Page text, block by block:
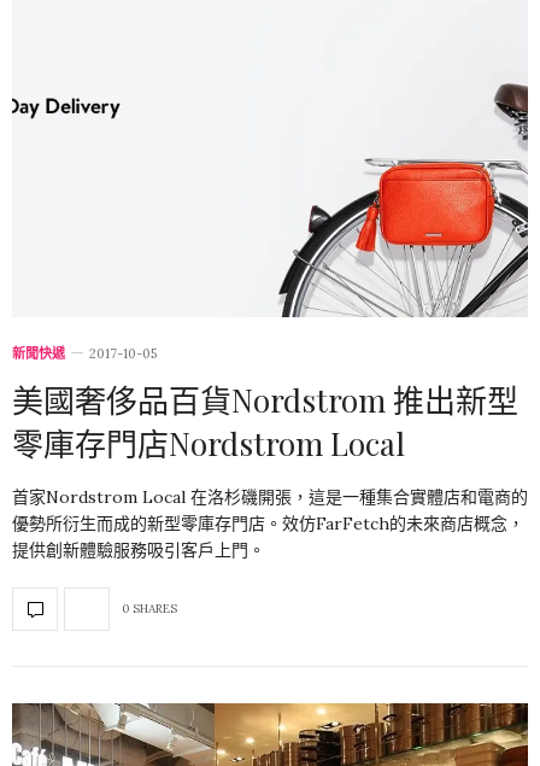
新聞快遞 2017-10-05
美國奢侈品百貨Nordstrom 推出新型
零庫存門店Nordstrom Local
首家Nordstrom Local 在洛杉磯開張，這是一種集合實體店和電商的
優勢所衍生而成的新型零庫存門店。效仿FarFetch的未來商店概念，
提供創新體驗服務吸引客戶上門。
0 SHARES